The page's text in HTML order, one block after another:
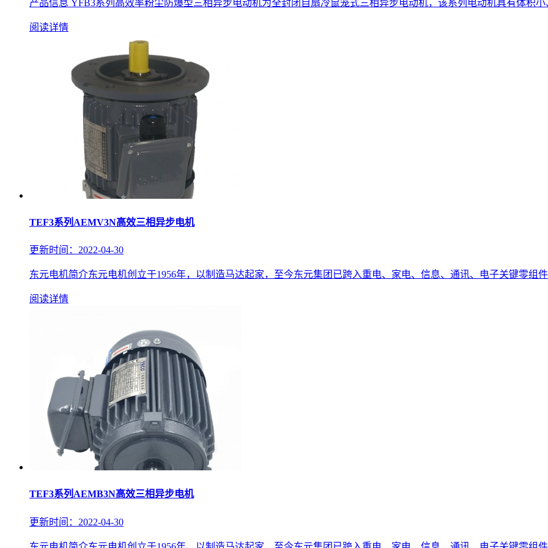
产品信息 YFB3系列高效率粉尘防爆型三相异步电动机为全封闭自扇冷鼠笼式三相异步电动机，该系列电动机具有体积小
阅读详情
TEF3系列AEMV3N高效三相异步电机
更新时间：2022-04-30
东元电机简介东元电机创立于1956年，以制造马达起家，至今东元集团已跨入重电、家电、信息、通讯、电子关键零组
阅读详情
TEF3系列AEMB3N高效三相异步电机
更新时间：2022-04-30